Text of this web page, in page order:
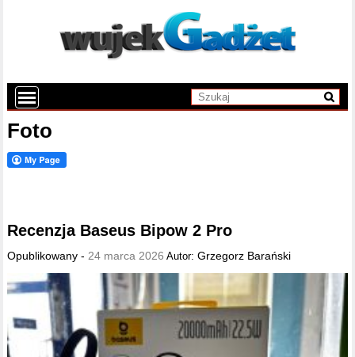
Foto
Recenzja Baseus Bipow 2 Pro
Opublikowany - 24 marca 2026 Autor:Grzegorz Barański